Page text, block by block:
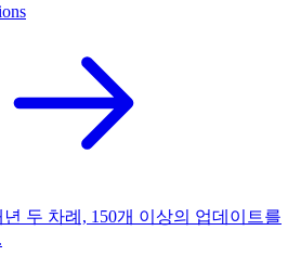
년 두 차례, 150개 이상의 업데이트를